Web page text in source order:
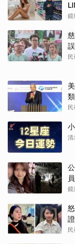
鏡
清
鏡